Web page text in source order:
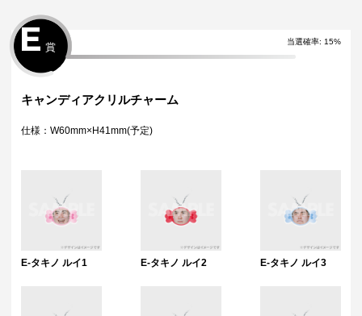
当選確率: 15%
E 賞
キャンディアクリルチャーム
仕様：W60mm×H41mm(予定)
E-タキノ ルイ1 E-タキノ ルイ2 E-タキノ ルイ3